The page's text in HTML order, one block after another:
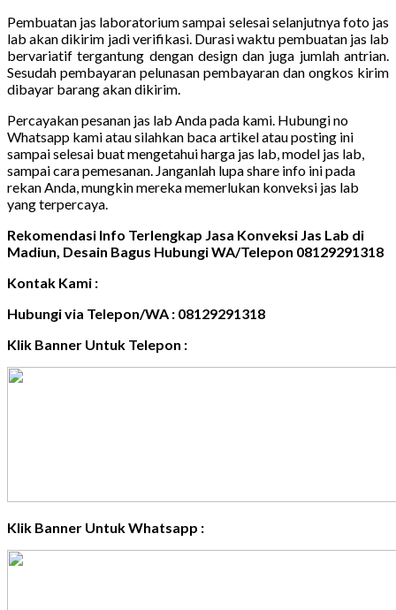
Pembuatan jas laboratorium sampai selesai selanjutnya foto jas
lab akan dikirim jadi verifikasi. Durasi waktu pembuatan jas lab
bervariatif tergantung dengan design dan juga jumlah antrian.
Sesudah pembayaran pelunasan pembayaran dan ongkos kirim
dibayar barang akan dikirim.
Percayakan pesanan jas lab Anda pada kami. Hubungi no
Whatsapp kami atau silahkan baca artikel atau posting ini
sampai selesai buat mengetahui harga jas lab, model jas lab,
sampai cara pemesanan. Janganlah lupa share info ini pada
rekan Anda, mungkin mereka memerlukan konveksi jas lab
yang terpercaya.
Rekomendasi Info Terlengkap Jasa Konveksi Jas Lab di
Madiun, Desain Bagus Hubungi WA/Telepon 08129291318
Kontak Kami :
Hubungi via Telepon/WA : 08129291318
Klik Banner Untuk Telepon :
Klik Banner Untuk Whatsapp :